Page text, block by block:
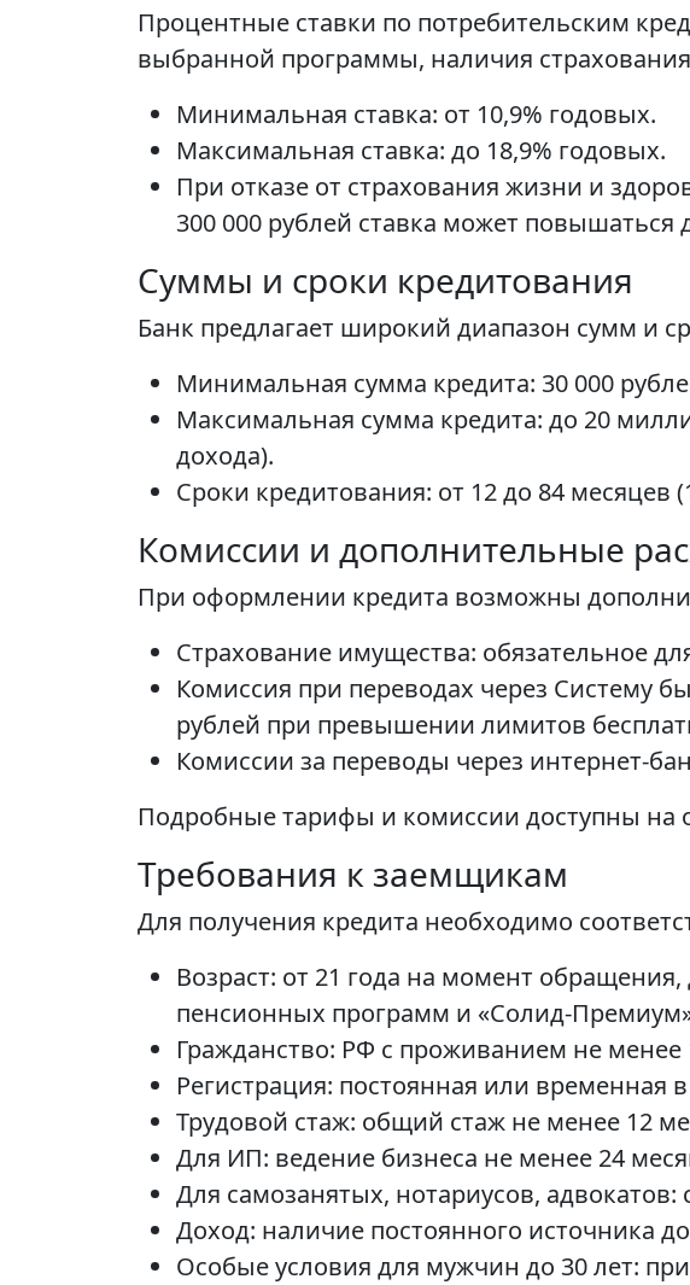
Процентные ставки по потребительским
выбранной программы, наличия
Минимальная ставка: от 10,9% годовых.
Максимальная ставка: до 18,9% годовых.
При отказе от страхования жизни и
300 000 рублей ставка может повышаться
Суммы и сроки кредитования
Банк предлагает широкий диапазон сумм и
Минимальная сумма кредита: 30 000
Максимальная сумма кредита: до 20
дохода).
Сроки кредитования: от 12 до 84 месяцев
Комиссии и дополнительные
При оформлении кредита возможны
Страхование имущества: обязательное
Комиссия при переводах через Систему
рублей при превышении лимитов
Комиссии за переводы через интернет-
Подробные тарифы и комиссии доступны на
Требования к заемщикам
Для получения кредита необходимо
Возраст: от 21 года на момент
пенсионных программ и «Солид-
Гражданство: РФ с проживанием не менее
Регистрация: постоянная или временная
Трудовой стаж: общий стаж не менее 12
Для ИП: ведение бизнеса не менее 24
Для самозанятых, нотариусов,
Доход: наличие постоянного источника
Особые условия для мужчин до 30 лет: